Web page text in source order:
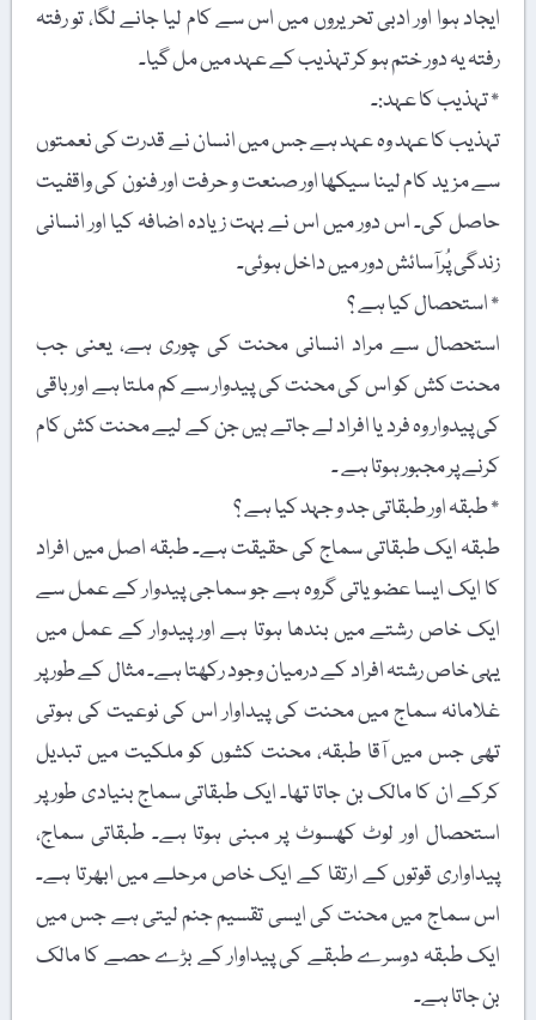
ایجاد ہوا اور ادبی تحریروں میں اس سے کام لیا جانے لگا، تو رفتہ
رفتہ یہ دور ختم ہو کر تہذیب کے عہد میں مل گیا۔
٭ تہذیب کا عہد:۔
تہذیب کا عہد وہ عہد ہے جس میں انسان نے قدرت کی نعمتوں
سے مزید کام لینا سیکھا اور صنعت و حرفت اور فنون کی واقفیت
حاصل کی۔ اس دور میں اس نے بہت زیادہ اضافہ کیا اور انسانی
زندگی پُرآسائش دور میں داخل ہوئی۔
٭ استحصال کیا ہے ؟
استحصال سے مراد انسانی محنت کی چوری ہے، یعنی جب
محنت کش کو اس کی محنت کی پیدوار سے کم ملتا ہے اور باقی
کی پیدوار وہ فرد یا افراد لے جاتے ہیں جن کے لیے محنت کش کام
کرنے پر مجبور ہوتا ہے ۔
٭ طبقہ اور طبقاتی جد و جہد کیا ہے ؟
طبقہ ایک طبقاتی سماج کی حقیقت ہے۔ طبقہ اصل میں افراد
کا ایک ایسا عضویاتی گروہ ہے جو سماجی پیدوار کے عمل سے
ایک خاص رشتے میں بندھا ہوتا ہے اور پیدوار کے عمل میں
یہی خاص رشتہ افراد کے درمیان وجود رکھتا ہے۔ مثال کے طور پر
غلامانہ سماج میں محنت کی پیداوار اس کی نوعیت کی ہوتی
تھی جس میں آقا طبقہ، محنت کشوں کو ملکیت میں تبدیل
کرکے ان کا مالک بن جاتا تھا۔ ایک طبقاتی سماج بنیادی طور پر
استحصال اور لوٹ کھسوٹ پر مبنی ہوتا ہے۔ طبقاتی سماج،
پیداواری قوتوں کے ارتقا کے ایک خاص مرحلے میں ابھرتا ہے۔
اس سماج میں محنت کی ایسی تقسیم جنم لیتی ہے جس میں
ایک طبقہ دوسرے طبقے کی پیداوار کے بڑے حصے کا مالک
بن جاتا ہے۔